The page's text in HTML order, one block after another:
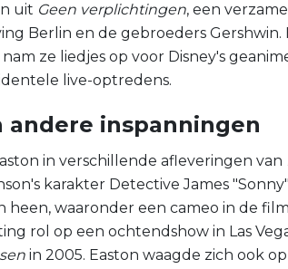
uit Geen verplichtingen, een
Berlin en de gebroeders
ze liedjes op voor Disney's
live-optredens.
andere inspanningen
in verschillende afleveringen van
karakter Detective James
heen, waaronder een cameo in de
rol op een ochtendshow in Las
in 2005. Easton waagde zich ook